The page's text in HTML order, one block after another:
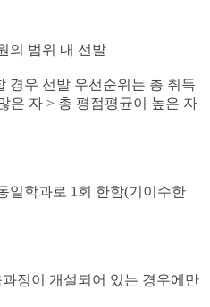
의 범위 내 선발
경우 선발 우선순위는 총 취득
은 자 > 총 평점평균이 높은 자
일학과로 1회 한함(기이수한
정이 개설되어 있는 경우에만